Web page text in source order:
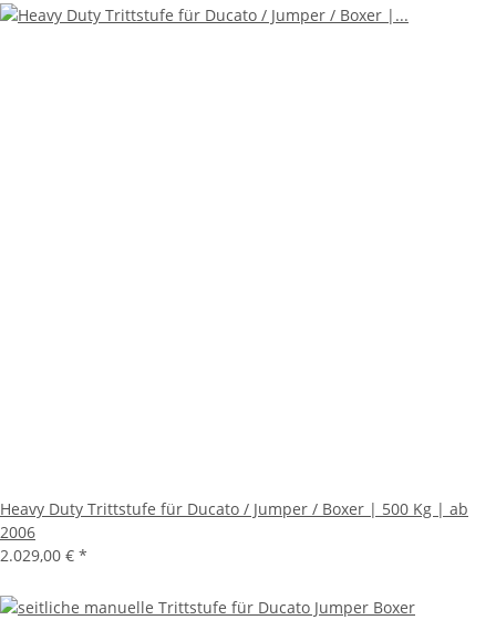
Heavy Duty Trittstufe für Ducato / Jumper / Boxer | 500 Kg | ab
2006
2.029,00 € *